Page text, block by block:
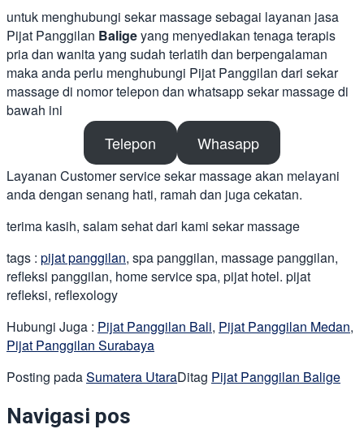
untuk menghubungi sekar massage sebagai layanan jasa
Pijat Panggilan Baligeyang menyediakan tenaga terapis
pria dan wanita yang sudah terlatih dan berpengalaman
maka anda perlu menghubungi Pijat Panggilan dari sekar
massage di nomor telepon dan whatsapp sekar massage di
bawah ini
Telepon Whasapp
Layanan Customer service sekar massage akan melayani
anda dengan senang hati, ramah dan juga cekatan.
terima kasih, salam sehat dari kami sekar massage
tags : pijat panggilan, spa panggilan, massage panggilan,
refleksi panggilan, home service spa, pijat hotel. pijat
refleksi, reflexology
Hubungi Juga : Pijat Panggilan Bali, Pijat Panggilan Medan,
Pijat Panggilan Surabaya
Posting padaSumatera UtaraDitag Pijat Panggilan Balige
Navigasi pos